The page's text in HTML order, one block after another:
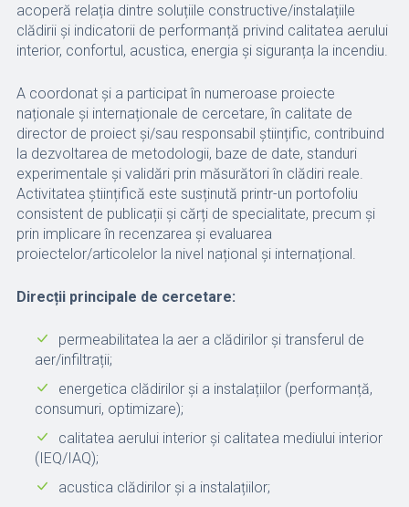
acoperă relația dintre soluțiile constructive/instalațiile
clădirii și indicatorii de performanță privind calitatea aerului
interior, confortul, acustica, energia și siguranța la incendiu.
A coordonat și a participat în numeroase proiecte
naționale și internaționale de cercetare, în calitate de
director de proiect și/sau responsabil științific, contribuind
la dezvoltarea de metodologii, baze de date, standuri
experimentale și validări prin măsurători în clădiri reale.
Activitatea științifică este susținută printr-un portofoliu
consistent de publicații și cărți de specialitate, precum și
prin implicare în recenzarea și evaluarea
proiectelor/articolelor la nivel național și internațional.
Direcții principale de cercetare:
permeabilitatea la aer a clădirilor și transferul de
aer/infiltrații;
energetica clădirilor și a instalațiilor (performanță,
consumuri, optimizare);
calitatea aerului interior și calitatea mediului interior
(IEQ/IAQ);
acustica clădirilor și a instalațiilor;